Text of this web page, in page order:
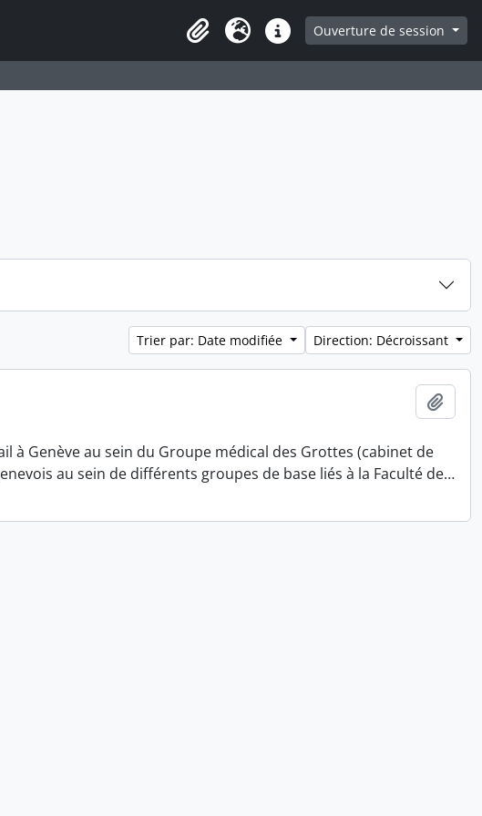
Presse-papier
LangueLiens rapidesOuverture de session
Trier par: Date modifiée Direction: Décroissant
à Genève au sein du Groupe médical des Grottes (cabinet de
au sein de différents groupes de base liés à la Faculté de…